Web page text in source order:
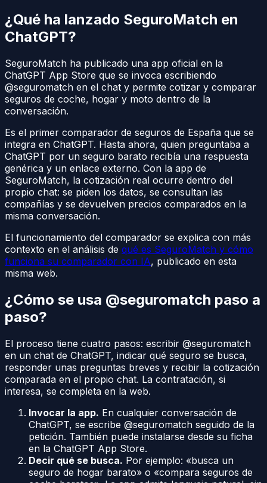
¿Qué ha lanzado SeguroMatch en
ChatGPT?
SeguroMatch ha publicado una app oficial en la
ChatGPT App Store que se invoca escribiendo
@seguromatch en el chat y permite cotizar y comparar
seguros de coche, hogar y moto dentro de la
conversación.
Es el primer comparador de seguros de España que se
integra en ChatGPT. Hasta ahora, quien preguntaba a
ChatGPT por un seguro barato recibía una respuesta
genérica y un enlace externo. Con la app de
SeguroMatch, la cotización real ocurre dentro del
propio chat: se piden los datos, se consultan las
compañías y se devuelven precios comparados en la
misma conversación.
El funcionamiento del comparador se explica con más
contexto en el análisis de qué es SeguroMatch y cómo
funciona su comparador con IA, publicado en esta
misma web.
¿Cómo se usa @seguromatch paso a
paso?
El proceso tiene cuatro pasos: escribir @seguromatch
en un chat de ChatGPT, indicar qué seguro se busca,
responder unas preguntas breves y recibir la cotización
comparada en el propio chat. La contratación, si
interesa, se completa en la web.
Invocar la app. En cualquier conversación de
ChatGPT, se escribe @seguromatch seguido de la
petición. También puede instalarse desde su ficha
en la ChatGPT App Store.
Decir qué se busca. Por ejemplo: «busca un
seguro de hogar barato» o «compara seguros de